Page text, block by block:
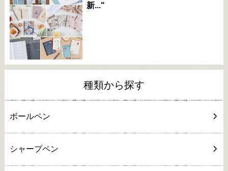
新..."
種類から探す
ボールペン
シャープペン